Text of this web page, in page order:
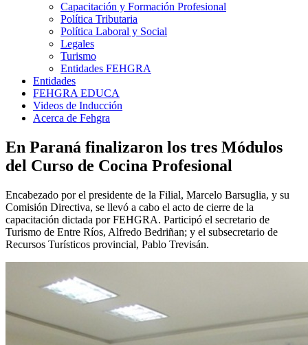
Capacitación y Formación Profesional
Política Tributaria
Política Laboral y Social
Legales
Turismo
Entidades FEHGRA
Entidades
FEHGRA EDUCA
Videos de Inducción
Acerca de Fehgra
En Paraná finalizaron los tres Módulos
del Curso de Cocina Profesional
Encabezado por el presidente de la Filial, Marcelo Barsuglia, y su
Comisión Directiva, se llevó a cabo el acto de cierre de la
capacitación dictada por FEHGRA. Participó el secretario de
Turismo de Entre Ríos, Alfredo Bedriñan; y el subsecretario de
Recursos Turísticos provincial, Pablo Trevisán.